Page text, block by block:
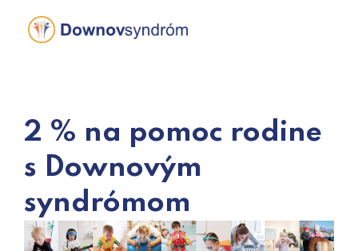
Skip
2 % na pomoc rodine
s Downovým
syndrómom